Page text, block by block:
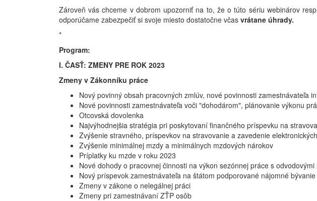
Zároveň vás chceme v dobrom upozorniť na to, že o túto sériu webinárov
odporúčame zabezpečiť si svoje miesto dostatočne včas vrátane úhrady.
*
Program:
I. ČASŤ: ZMENY PRE ROK 2023
Zmeny v Zákonníku práce
Nový povinný obsah pracovných zmlúv, nové povinnosti zamestnávateľa
Nové povinnosti zamestnávateľa voči "dohodárom", plánovanie výkonu
Otcovská dovolenka
Najvýhodnejšia stratégia pri poskytovaní finančného príspevku na
Zvýšenie stravného, príspevkov na stravovanie a zavedenie
Zvýšenie minimálnej mzdy a minimálnych mzdových nárokov
Príplatky ku mzde v roku 2023
Nové dohody o pracovnej činnosti na výkon sezónnej práce s
Nový príspevok zamestnávateľa na štátom podporované nájomné bývanie
Zmeny v zákone o nelegálnej práci
Zmeny pri zamestnávaní ZŤP osôb